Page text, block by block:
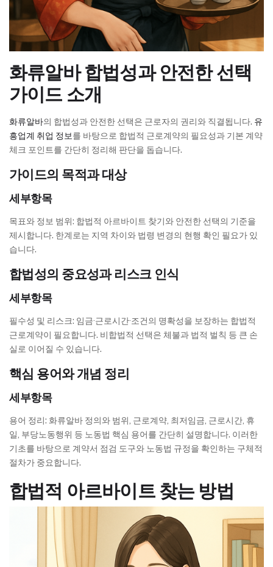
화류알바 합법성과 안전한 선택
가이드 소개
화류알바의 합법성과 안전한 선택은 근로자의 권리와 직결됩니다. 유
흥업계 취업 정보를 바탕으로 합법적 근로계약의 필요성과 기본 계약
체크 포인트를 간단히 정리해 판단을 돕습니다.
가이드의 목적과 대상
세부항목
목표와 정보 범위: 합법적 아르바이트 찾기와 안전한 선택의 기준을
제시합니다. 한계로는 지역 차이와 법령 변경의 현행 확인 필요가 있
습니다.
합법성의 중요성과 리스크 인식
세부항목
필수성 및 리스크: 임금·근로시간·조건의 명확성을 보장하는 합법적
근로계약이 필요합니다. 비합법적 선택은 체불과 법적 벌칙 등 큰 손
실로 이어질 수 있습니다.
핵심 용어와 개념 정리
세부항목
용어 정리: 화류알바 정의와 범위, 근로계약, 최저임금, 근로시간, 휴
일, 부당노동행위 등 노동법 핵심 용어를 간단히 설명합니다. 이러한
기초를 바탕으로 계약서 점검 도구와 노동법 규정을 확인하는 구체적
절차가 중요합니다.
합법적 아르바이트 찾는 방법